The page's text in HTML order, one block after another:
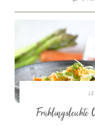
Frühlingsleichte